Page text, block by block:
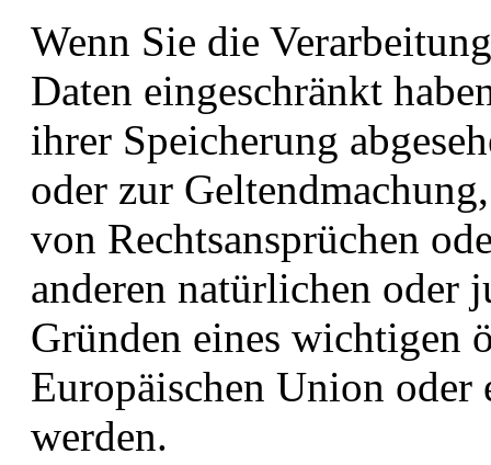
Wenn Sie die
Daten eingeschränkt
ihrer Speicherung
oder zur
von Rechtsansprüchen
anderen natürlichen oder
Gründen eines wichtigen
Europäischen Union oder
werden.